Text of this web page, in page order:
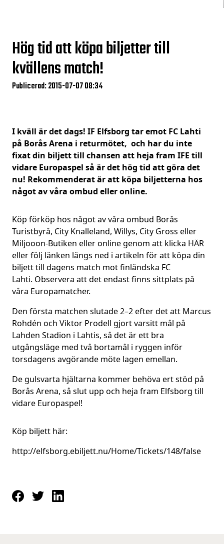
Hög tid att köpa biljetter till
kvällens match!
Publicerad: 2015-07-07 08:34
I kväll är det dags! IF Elfsborg tar emot FC Lahti
på Borås Arena i returmötet, och har du inte
fixat din biljett till chansen att heja fram IFE till
vidare Europaspel så är det hög tid att göra det
nu! Rekommenderat är att köpa biljetterna hos
något av våra ombud eller online.
Köp förköp hos något av våra ombud Borås
Turistbyrå, City Knalleland, Willys, City Gross eller
Miljooon-Butiken eller online genom att klicka HÄR
eller följ länken längs ned i artikeln för att köpa din
biljett till dagens match mot finländska FC
Lahti. Observera att det endast finns sittplats på
våra Europamatcher.
Den första matchen slutade 2–2 efter det att Marcus
Rohdén och Viktor Prodell gjort varsitt mål på
Lahden Stadion i Lahtis, så det är ett bra
utgångsläge med två bortamål i ryggen inför
torsdagens avgörande möte lagen emellan.
De gulsvarta hjältarna kommer behöva ert stöd på
Borås Arena, så slut upp och heja fram Elfsborg till
vidare Europaspel!
Köp biljett här:
http://elfsborg.ebiljett.nu/Home/Tickets/148/false